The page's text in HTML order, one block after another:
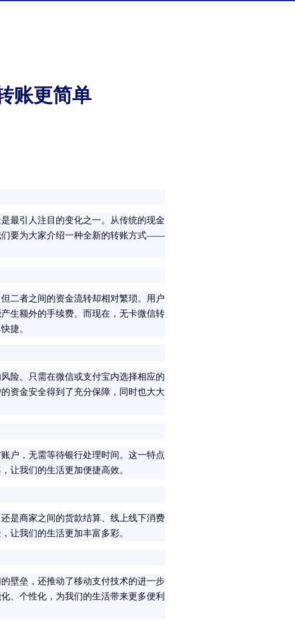
账更简单
最引人注目的变化之一。从传统的现金
们要为大家介绍一种全新的转账方式——
二者之间的资金流转却相对繁琐。用户
生额外的手续费。而现在，无卡微信转
捷。
险。只需在微信或支付宝内选择相应的
资金安全得到了充分保障，同时也大大
户，无需等待银行处理时间。这一特点
让我们的生活更加便捷高效。
是商家之间的货款结算、线上线下消费
让我们的生活更加丰富多彩。
壁垒，还推动了移动支付技术的进一步
、个性化，为我们的生活带来更多便利